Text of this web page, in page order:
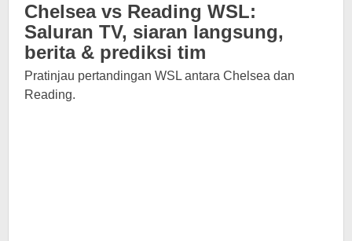
Chelsea vs Reading WSL:
Saluran TV, siaran langsung,
berita & prediksi tim
Pratinjau pertandingan WSL antara Chelsea dan
Reading.